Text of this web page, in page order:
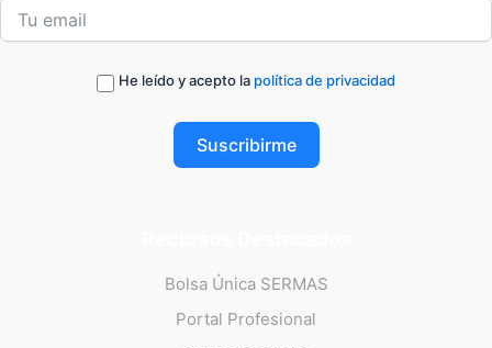
He leído y acepto la política de privacidad
Suscribirme
Bolsa Única SERMAS
Portal Profesional